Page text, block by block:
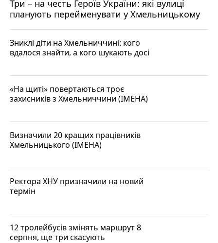
Три – на честь Героїв України: які вулиці
планують перейменувати у Хмельницькому
Зниклі діти на Хмельниччині: кого
вдалося знайти, а кого шукають досі
«На щиті» повертаються троє
захисників з Хмельниччини (ІМЕНА)
Визначили 20 кращих працівників
Хмельницького (ІМЕНА)
Ректора ХНУ призначили на новий
термін
12 тролейбусів змінять маршрут 8
серпня, ще три скасують